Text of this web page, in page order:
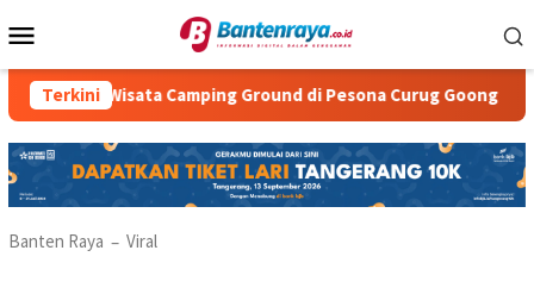
ke
Mobile
Terkini
Wisata Camping Ground di Pesona Curug Goong
Banten Raya – Viral